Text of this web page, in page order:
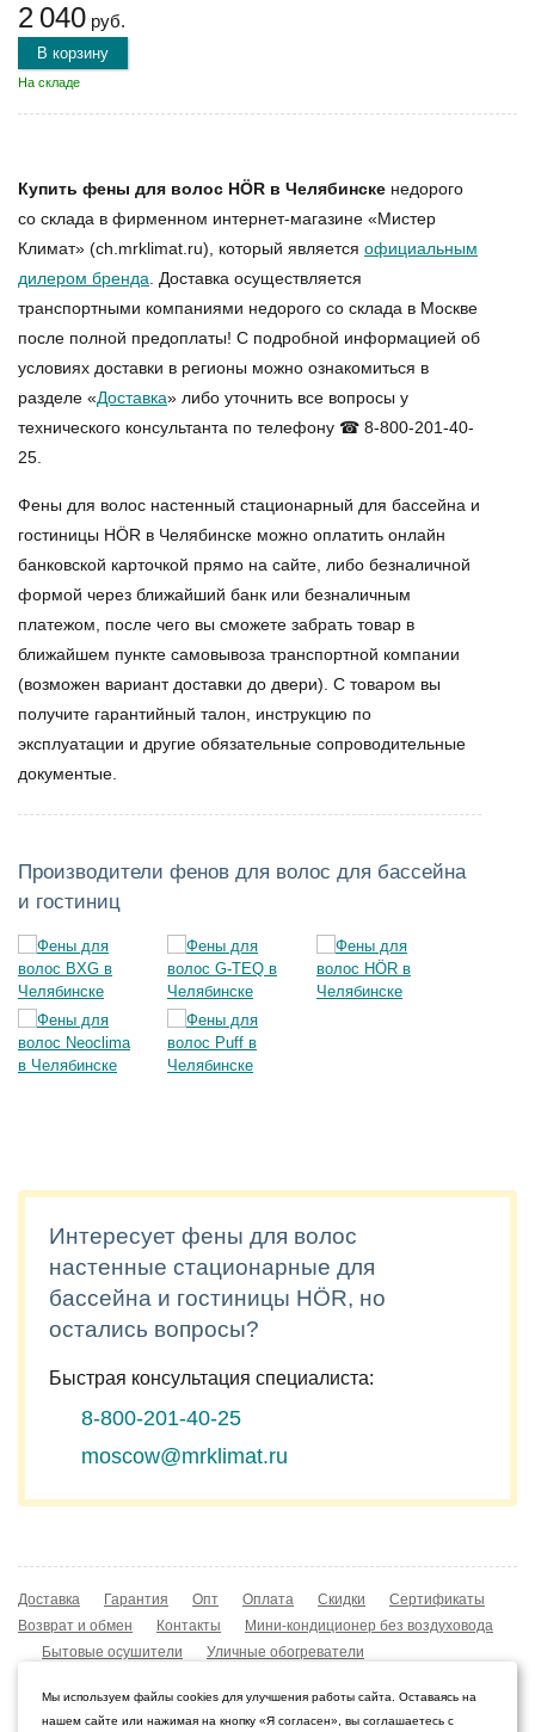
2 040 руб.
В корзину
На складе
Купить фены для волос HÖR в Челябинске недорого
со склада в фирменном интернет-магазине «Мистер
Климат» (ch.mrklimat.ru), который является официальным
дилером бренда . Доставка осуществляется
транспортными компаниями недорого со склада в Москве
после полной предоплаты! С подробной информацией об
условиях доставки в регионы можно ознакомиться в
разделе «Доставка» либо уточнить все вопросы у
технического консультанта по телефону ☎ 8-800-201-40-
25.
Фены для волос настенный стационарный для бассейна и
гостиницы HÖR в Челябинске можно оплатить онлайн
банковской карточкой прямо на сайте, либо безналичной
формой через ближайший банк или безналичным
платежом, после чего вы сможете забрать товар в
ближайшем пункте самовывоза транспортной компании
(возможен вариант доставки до двери). С товаром вы
получите гарантийный талон, инструкцию по
эксплуатации и другие обязательные сопроводительные
документые.
Производители фенов для волос для бассейна
и гостиниц
Интересует фены для волос
настенные стационарные для
бассейна и гостиницы HÖR, но
остались вопросы?
Быстрая консультация специалиста:
8-800-201-40-25
moscow@mrklimat.ru
Доставка Гарантия Опт Оплата Скидки
Сертификаты
Возврат и обмен
Контакты
Мини-кондиционер без воздуховода
Бытовые осушители
Уличные обогреватели
Охладители воздуха
Конвекторы NOBO
Мы используем файлы cookies для улучшения работы сайта. Оставаясь на
нашем сайте или нажимая на кнопку «Я согласен», вы соглашаетесь с